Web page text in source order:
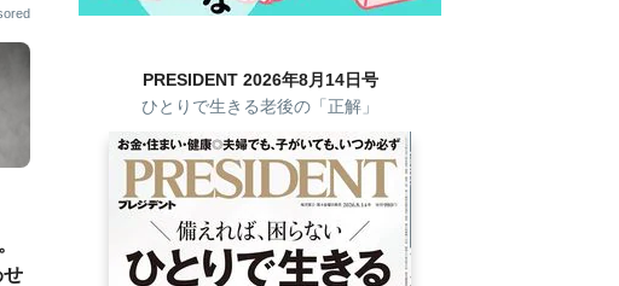
せ
PRESIDENT 2026年8月14日号
ひとりで生きる老後の「正解」